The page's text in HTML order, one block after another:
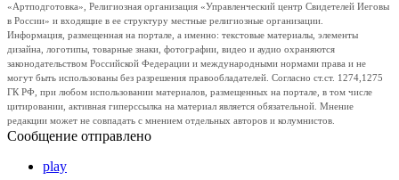
«Артподготовка», Религиозная организация «Управленческий центр Свидетелей Иеговы
в России» и входящие в ее структуру местные религиозные организации.
Информация, размещенная на портале, а именно: текстовые материалы, элементы
дизайна, логотипы, товарные знаки, фотографии, видео и аудио охраняются
законодательством Российской Федерации и международными нормами права и не
могут быть использованы без разрешения правообладателей. Согласно ст.ст. 1274,1275
ГК РФ, при любом использовании материалов, размещенных на портале, в том числе
цитировании, активная гиперссылка на материал является обязательной. Мнение
редакции может не совпадать с мнением отдельных авторов и колумнистов.
Сообщение отправлено
play